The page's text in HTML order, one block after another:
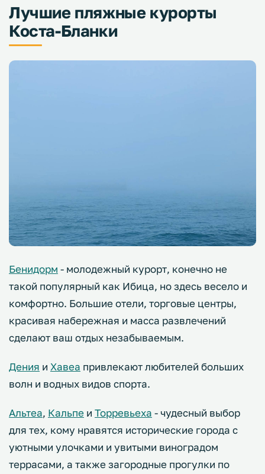
Лучшие пляжные курорты
Коста-Бланки
Бенидорм - молодежный курорт, конечно не
такой популярный как Ибица, но здесь весело и
комфортно. Большие отели, торговые центры,
красивая набережная и масса развлечений
сделают ваш отдых незабываемым.
Дения и Хавеа привлекают любителей больших
волн и водных видов спорта.
Альтеа, Кальпе и Торревьеха - чудесный выбор
для тех, кому нравятся исторические города с
уютными улочками и увитыми виноградом
террасами, а также загородные прогулки по